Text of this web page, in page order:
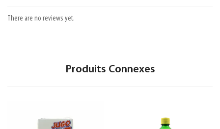
There are no reviews yet.
Produits Connexes